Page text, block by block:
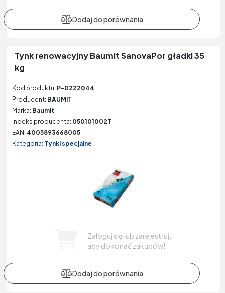
Tynk renowacyjny Baumit SanovaPor gładki 35
kg
Kod produktu: P-0222044
Producent: BAUMIT
Marka: Baumit
Indeks producenta: 050101002T
EAN: 4005893668005
Kategoria: Tynki specjalne
Zaloguj się lub zarejestruj,
aby dokonać zakupów!